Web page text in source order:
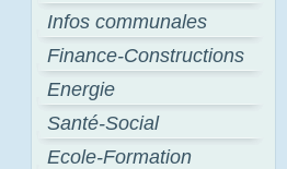
Infos communales
Finance-Constructions
Energie
Santé-Social
Ecole-Formation